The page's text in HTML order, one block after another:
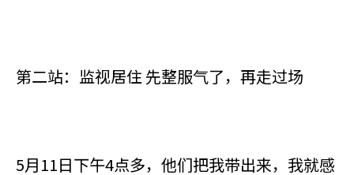
第二站：监视居住 先整服气了，再走过场
5月11日下午4点多，他们把我带出来，我就感